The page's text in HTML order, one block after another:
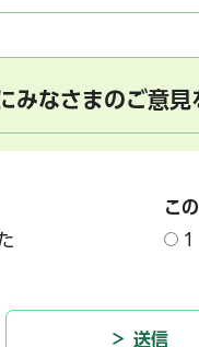
みなさまのご意
こ
1